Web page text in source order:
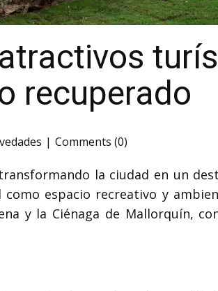
recuperado
Comments (0)
la ciudad en un
espacio recreativo y
y la Ciénaga de Mallorquín,